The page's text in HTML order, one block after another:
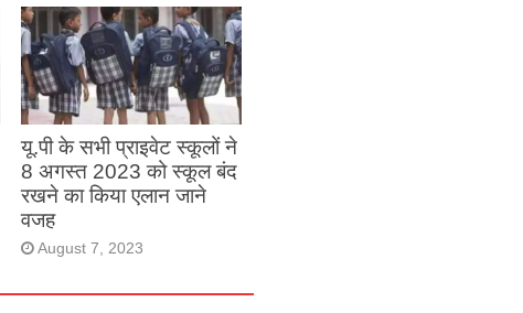
August 26, 2023
यू.पी के सभी प्राइवेट स्कूलों ने
8 अगस्त 2023 को स्कूल बंद
रखने का किया एलान जाने
वजह
August 7, 2023